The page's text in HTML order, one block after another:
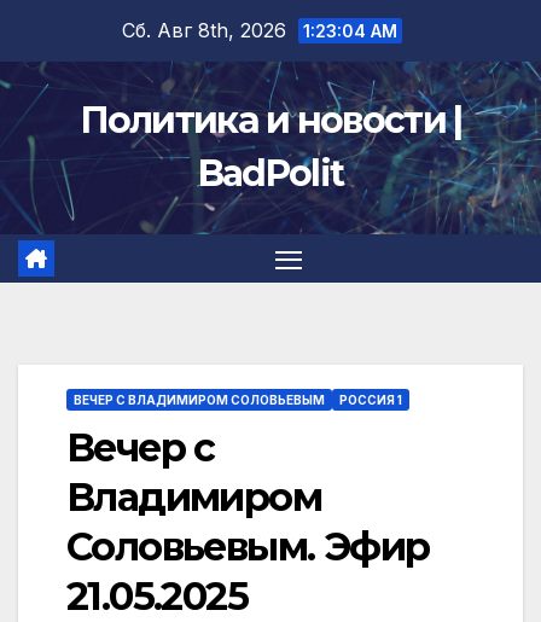
содержимому
Сб. Авг 8th, 2026 1:23:05 AM
Политика и новости |
BadPolit
ВЕЧЕР С ВЛАДИМИРОМ СОЛОВЬЕВЫМ РОССИЯ 1
Вечер с
Владимиром
Соловьевым. Эфир
21.05.2025